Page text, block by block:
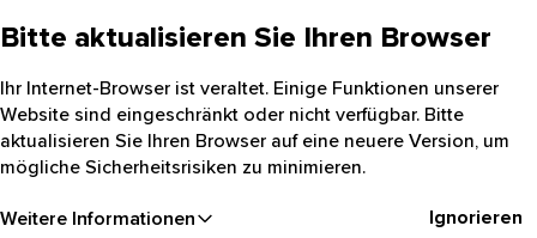
Bitte aktualisieren Sie Ihren Browser
Ihr Internet-Browser ist veraltet. Einige Funktionen unserer
Website sind eingeschränkt oder nicht verfügbar. Bitte
aktualisieren Sie Ihren Browser auf eine neuere Version, um
mögliche Sicherheitsrisiken zu minimieren.
Weitere Informationen Ignorieren